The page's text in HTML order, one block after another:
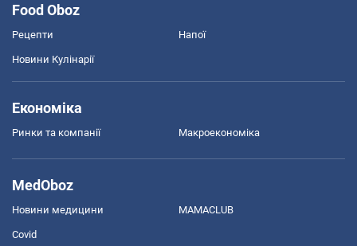
Food Oboz
Рецепти Напої
Новини Кулінарії
Економіка
Ринки та компанії Макроекономіка
MedOboz
Новини медицини MAMACLUB
Covid